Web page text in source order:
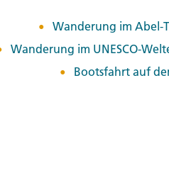
Wanderung im Abel-
Wanderung im UNESCO-
Bootsfahrt auf